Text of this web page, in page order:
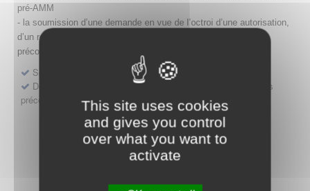
This site uses cookies
and gives you control
over what you want to
activate
pré-AMM
- la soumission d’une demande en vue de l’octroi d’une autorisation,
d’un renouvellement, d’une modification ou d’un retrait d'accès
précoce
Sollicitation RDV pré-dépôt accès précoce pré-AMM
Déposer une demande ou faire évoluer une décision d'accès
précoce